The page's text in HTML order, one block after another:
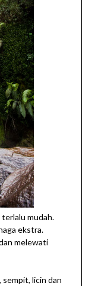
mudah.
ekstra.
melewati
sempit, licin dan